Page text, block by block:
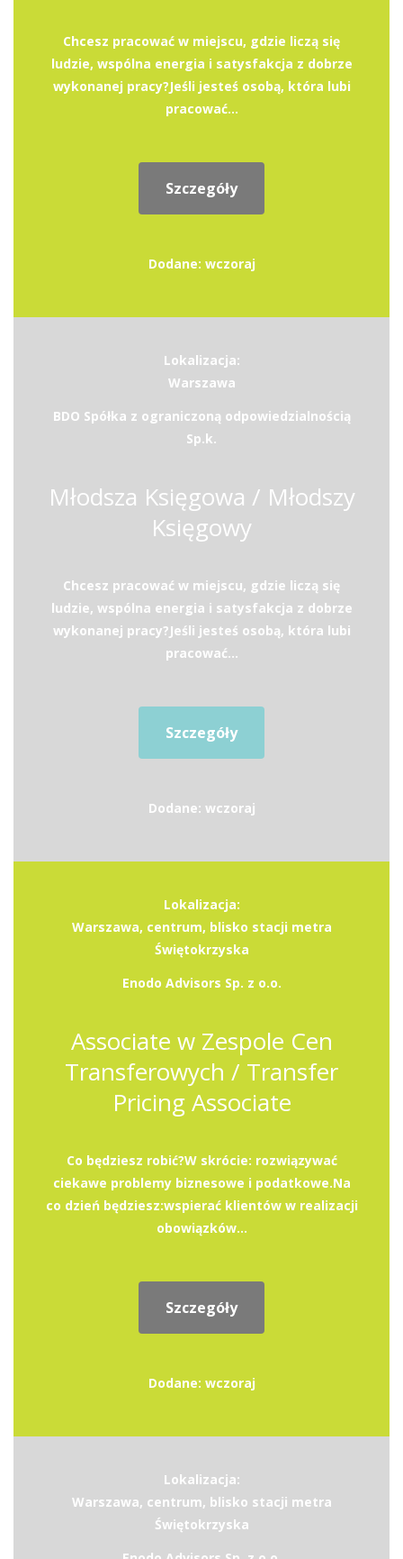
Chcesz pracować w miejscu, gdzie liczą się
ludzie, wspólna energia i satysfakcja z dobrze
wykonanej pracy?Jeśli jesteś osobą, która lubi
pracować...
Szczegóły
Dodane: wczoraj
Lokalizacja:
Warszawa
BDO Spółka z ograniczoną odpowiedzialnością
Sp.k.
Młodsza Księgowa / Młodszy
Księgowy
Chcesz pracować w miejscu, gdzie liczą się
ludzie, wspólna energia i satysfakcja z dobrze
wykonanej pracy?Jeśli jesteś osobą, która lubi
pracować...
Szczegóły
Dodane: wczoraj
Lokalizacja:
Warszawa, centrum, blisko stacji metra
Świętokrzyska
Enodo Advisors Sp. z o.o.
Associate w Zespole Cen
Transferowych / Transfer
Pricing Associate
Co będziesz robić?W skrócie: rozwiązywać
ciekawe problemy biznesowe i podatkowe.Na
co dzień będziesz:wspierać klientów w realizacji
obowiązków...
Szczegóły
Dodane: wczoraj
Lokalizacja:
Warszawa, centrum, blisko stacji metra
Świętokrzyska